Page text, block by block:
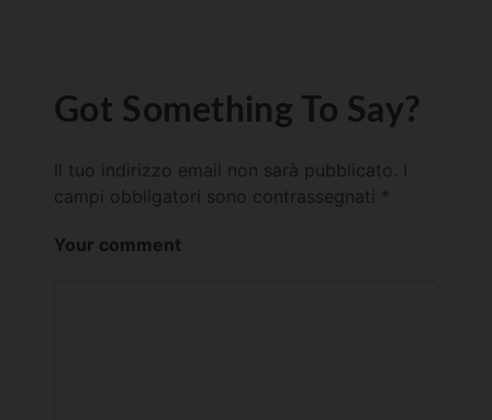
Got Something To Say?
Il tuo indirizzo email non sarà pubblicato.
campi obbligatori sono contrassegnati *
Your comment